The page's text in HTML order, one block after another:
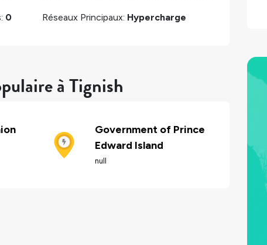
0 Réseaux Principaux: Hypercharge
à Tignish
Government of Prince
Edward Island
null